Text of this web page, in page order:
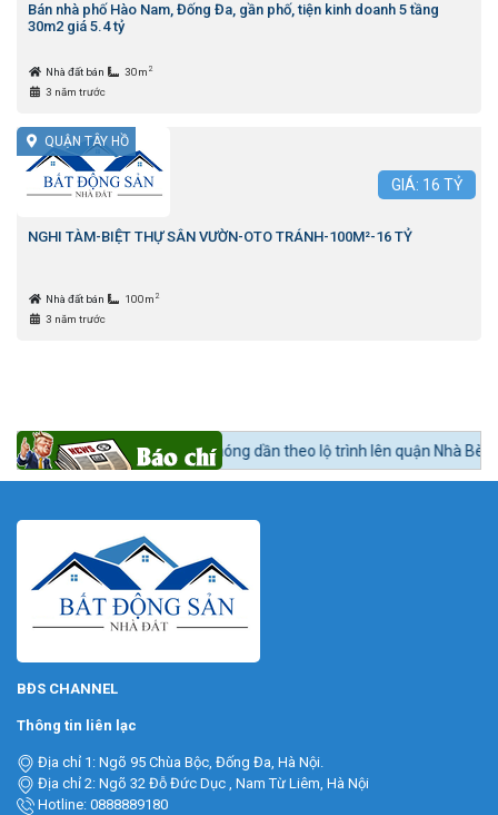
Bán nhà phố Hào Nam, Đống Đa, gần phố, tiện kinh doanh 5 tầng
30m2 giá 5.4 tỷ
Nhà đất bán 30m 2
3 năm trước
QUẬN TÂY HỒ
GIÁ: 16 TỶ
NGHI TÀM-BIỆT THỰ SÂN VƯỜN-OTO TRÁNH-100M²-16 TỶ
Nhà đất bán 100m 2
3 năm trước
sản khu Nam nóng dần theo lộ trình lên quận Nhà Bè.
BĐS CHANNEL
Thông tin liên lạc
Địa chỉ 1: Ngõ 95 Chùa Bộc, Đống Đa, Hà Nội.
Địa chỉ 2: Ngõ 32 Đỗ Đức Dục , Nam Từ Liêm, Hà Nội
Hotline: 0888889180